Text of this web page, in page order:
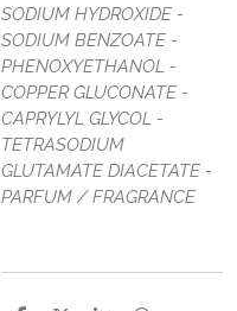
SODIUM HYDROXIDE -
SODIUM BENZOATE -
PHENOXYETHANOL -
COPPER GLUCONATE -
CAPRYLYL GLYCOL -
TETRASODIUM
GLUTAMATE DIACETATE -
PARFUM / FRAGRANCE